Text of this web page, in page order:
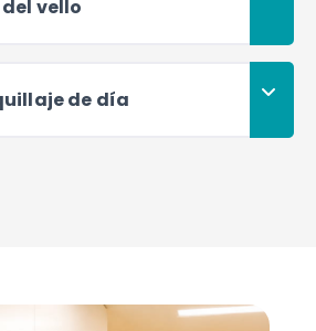
vello
de día